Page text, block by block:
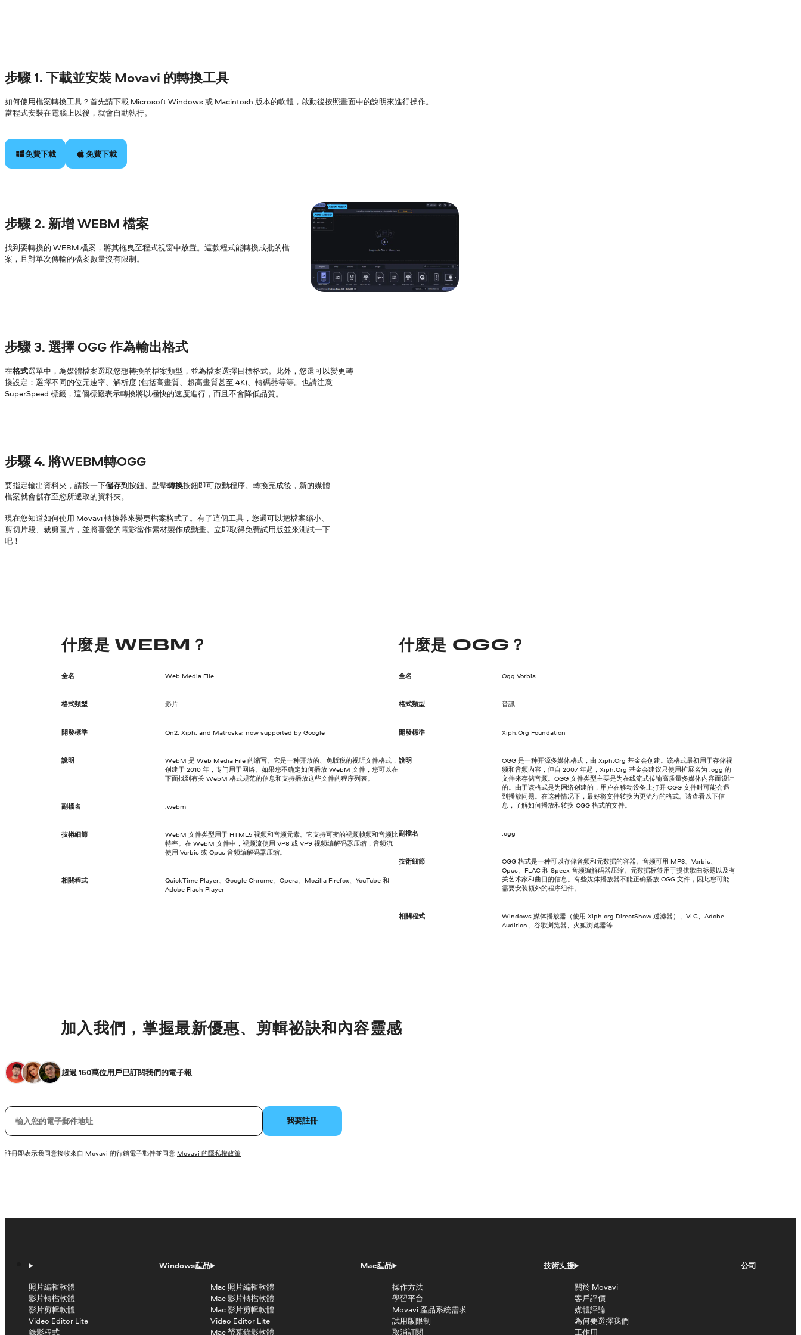
步驟 1. 下載並安裝 Movavi 的轉換工具
如何使用檔案轉換工具？首先請下載 Microsoft Windows 或 Macintosh 版本的軟體，啟動後按照畫面中的說明來進行操作。
當程式安裝在電腦上以後，就會自動執行。
免費下載 免費下載
步驟 2. 新增 WEBM 檔案
找到要轉換的 WEBM 檔案，將其拖曳至程式視窗中放置。這款程式能轉換成批的檔
案，且對單次傳輸的檔案數量沒有限制。
步驟 3. 選擇 OGG 作為輸出格式
在格式選單中，為媒體檔案選取您想轉換的檔案類型，並為檔案選擇目標格式。此外，您還可以變更轉
換設定：選擇不同的位元速率、解析度 (包括高畫質、超高畫質甚至 4K)、轉碼器等等。也請注意
SuperSpeed 標籤，這個標籤表示轉換將以極快的速度進行，而且不會降低品質。
步驟 4. 將WEBM轉OGG
要指定輸出資料夾，請按一下儲存到按鈕。點擊轉換按鈕即可啟動程序。轉換完成後，新的媒體
檔案就會儲存至您所選取的資料夾。
現在您知道如何使用 Movavi 轉換器來變更檔案格式了。有了這個工具，您還可以把檔案縮小、
剪切片段、裁剪圖片，並將喜愛的電影當作素材製作成動畫。立即取得免費試用版並來測試一下
吧！
什麼是 WEBM？
全名 Web Media File
格式類型 影片
開發標準 On2, Xiph, and Matroska; now supported by Google
說明
WebM 是 Web Media File 的缩写。它是一种开放的、免版税的视听文件格式，
创建于 2010 年，专门用于网络。如果您不确定如何播放 WebM 文件，您可以在
下面找到有关 WebM 格式规范的信息和支持播放这些文件的程序列表。
副檔名 .webm
技術細節
WebM 文件类型用于 HTML5 视频和音频元素。它支持可变的视频帧频和音频比
特率。在 WebM 文件中，视频流使用 VP8 或 VP9 视频编解码器压缩，音频流
使用 Vorbis 或 Opus 音频编解码器压缩。
相關程式
QuickTime Player、Google Chrome、Opera、Mozilla Firefox、YouTube 和
Adobe Flash Player
什麼是 OGG？
全名 Ogg Vorbis
格式類型 音訊
開發標準 Xiph.Org Foundation
說明
OGG 是一种开源多媒体格式，由 Xiph.Org 基金会创建。该格式最初用于存储视
频和音频内容，但自 2007 年起，Xiph.Org 基金会建议只使用扩展名为 .ogg 的
文件来存储音频。OGG 文件类型主要是为在线流式传输高质量多媒体内容而设计
的。由于该格式是为网络创建的，用户在移动设备上打开 OGG 文件时可能会遇
到播放问题。在这种情况下，最好将文件转换为更流行的格式。请查看以下信
息，了解如何播放和转换 OGG 格式的文件。
副檔名 .ogg
技術細節
OGG 格式是一种可以存储音频和元数据的容器。音频可用 MP3、Vorbis、
Opus、FLAC 和 Speex 音频编解码器压缩。元数据标签用于提供歌曲标题以及有
关艺术家和曲目的信息。有些媒体播放器不能正确播放 OGG 文件，因此您可能
需要安装额外的程序组件。
相關程式
Windows 媒体播放器（使用 Xiph.org DirectShow 过滤器）、VLC、Adobe
Audition、谷歌浏览器、火狐浏览器等
加入我們，掌握最新優惠、剪輯祕訣和內容靈感
超過 150萬位用戶已訂閱我們的電子報
您的電子郵件 我要註冊
註冊即表示我同意接收來自 Movavi 的行銷電子郵件並同意 Movavi 的隱私權政策
Windows產品
照片編輯軟體
影片轉檔軟體
影片剪輯軟體
Video Editor Lite
錄影程式
Mac產品
Mac 照片編輯軟體
Mac 影片轉檔軟體
Mac 影片剪輯軟體
Video Editor Lite
Mac 螢幕錄影軟體
技術支援
操作方法
學習平台
Movavi 產品系統需求
試用版限制
取消訂閱
公司
關於 Movavi
客戶評價
媒體評論
為何要選擇我們
工作用